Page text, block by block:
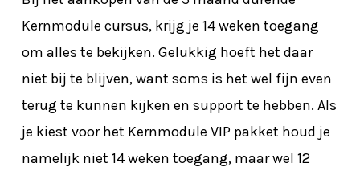
Kernmodule cursus, krijg je 14 weken toegang
om alles te bekijken. Gelukkig hoeft het daar
niet bij te blijven, want soms is het wel fijn even
terug te kunnen kijken en support te hebben. Als
je kiest voor het Kernmodule VIP pakket houd je
namelijk niet 14 weken toegang, maar wel 12